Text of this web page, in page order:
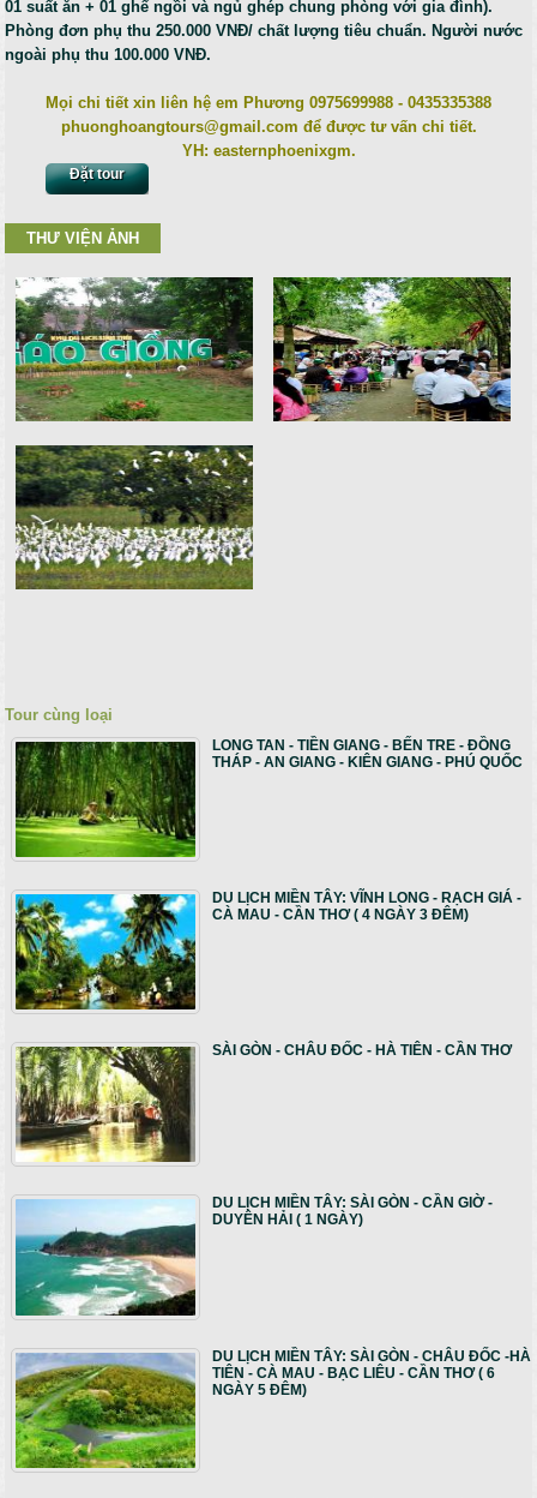
01 suất ăn + 01 ghế ngồi và ngủ ghép chung phòng với gia đình).
Phòng đơn phụ thu 250.000 VNĐ/ chất lượng tiêu chuẩn. Người nước
ngoài phụ thu 100.000 VNĐ.
Mọi chi tiết xin liên hệ em Phương 0975699988 - 0435335388
phuonghoangtours@gmail.com để được tư vấn chi tiết.
YH: easternphoenixgm.
Đặt tour
THƯ VIỆN ẢNH
Tour cùng loại
LONG TAN - TIỀN GIANG - BẾN TRE - ĐỒNG
THÁP - AN GIANG - KIÊN GIANG - PHÚ QUỐC
DU LỊCH MIỀN TÂY: VĨNH LONG - RẠCH GIÁ -
CÀ MAU - CẦN THƠ ( 4 NGÀY 3 ĐÊM)
SÀI GÒN - CHÂU ĐỐC - HÀ TIÊN - CẦN THƠ
DU LỊCH MIỀN TÂY: SÀI GÒN - CẦN GIỜ -
DUYÊN HẢI ( 1 NGÀY)
DU LỊCH MIỀN TÂY: SÀI GÒN - CHÂU ĐỐC -HÀ
TIÊN - CÀ MAU - BẠC LIÊU - CẦN THƠ ( 6
NGÀY 5 ĐÊM)